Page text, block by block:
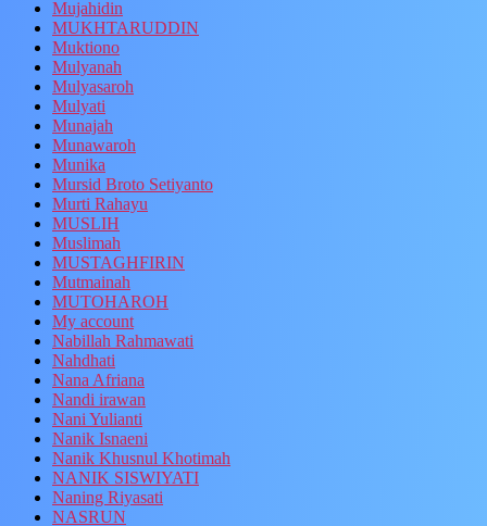
Mujahidin
MUKHTARUDDIN
Muktiono
Mulyanah
Mulyasaroh
Mulyati
Munajah
Munawaroh
Munika
Mursid Broto Setiyanto
Murti Rahayu
MUSLIH
Muslimah
MUSTAGHFIRIN
Mutmainah
MUTOHAROH
My account
Nabillah Rahmawati
Nahdhati
Nana Afriana
Nandi irawan
Nani Yulianti
Nanik Isnaeni
Nanik Khusnul Khotimah
NANIK SISWIYATI
Naning Riyasati
NASRUN